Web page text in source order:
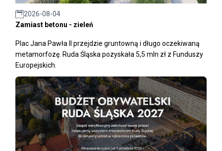
2026-08-04
Zamiast betonu - zieleń
Plac Jana Pawła II przejdzie gruntowną i długo oczekiwaną
metamorfozę. Ruda Śląska pozyskała 5,5 mln zł z Funduszy
Europejskich.